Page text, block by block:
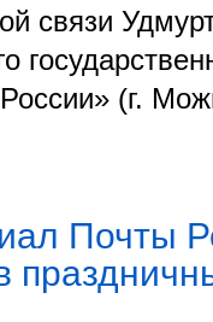
связи
(г.
Почты